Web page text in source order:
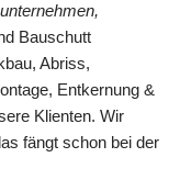
Bauschutt
Abriss,
Entkernung &
Klienten. Wir
fängt schon bei der